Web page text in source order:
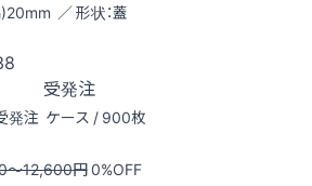
／ 形状：蓋
受発注
発注 ケース / 900枚
〜12,600円0%OFF